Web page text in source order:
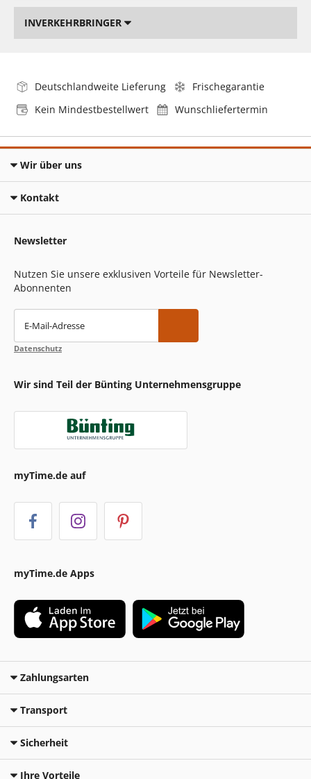
INVERKEHRBRINGER
Deutschlandweite Lieferung
Frischegarantie
Kein Mindestbestellwert
Wunschliefertermin
Wir über uns
Kontakt
Newsletter
Nutzen Sie unsere exklusiven Vorteile für Newsletter-
Abonnenten
E-Mail-Adresse
Datenschutz
Wir sind Teil der Bünting Unternehmensgruppe
myTime.de auf
myTime.de Apps
Zahlungsarten
Transport
Sicherheit
Ihre Vorteile